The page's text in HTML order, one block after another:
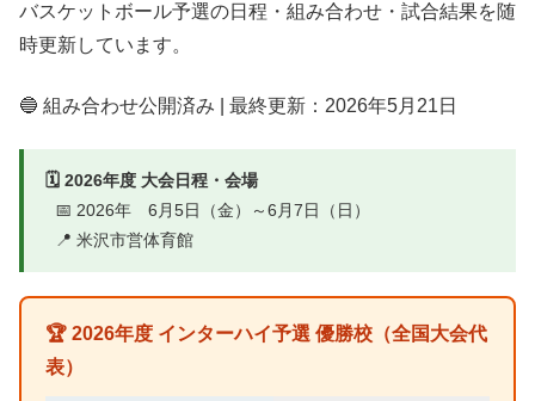
バスケットボール予選の日程・組み合わせ・試合結果を随
時更新しています。
🔵 組み合わせ公開済み | 最終更新：2026年5月21日
🗓️ 2026年度 大会日程・会場
📅 2026年 6月5日（金）～6月7日（日）
📍 米沢市営体育館
🏆 2026年度 インターハイ予選 優勝校（全国大会代
表）